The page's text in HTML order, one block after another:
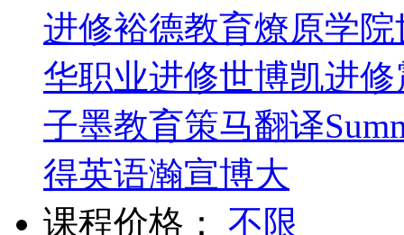
进修裕德教育燎原学院
华职业进修世博凯进修
子墨教育策马翻译
得英语瀚宣博大
课程价格：
不限